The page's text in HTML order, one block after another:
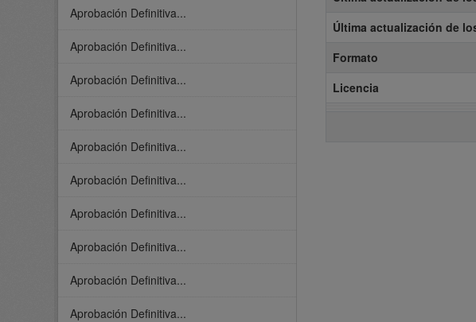
Aprobación Definitiva...
Aprobación Definitiva...
Aprobación Definitiva...
Aprobación Definitiva...
Aprobación Definitiva...
Aprobación Definitiva...
Aprobación Definitiva...
Aprobación Definitiva...
Aprobación Definitiva...
Aprobación Definitiva...
Última actualización de
Formato
Licencia